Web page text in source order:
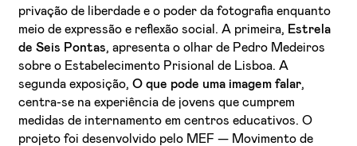
privação de liberdade e o poder da fotografia enquanto
meio de expressão e reflexão social. A primeira, Estrela
de Seis Pontas, apresenta o olhar de Pedro Medeiros
sobre o Estabelecimento Prisional de Lisboa. A
segunda exposição,O que pode uma imagem falar,
centra-se na experiência de jovens que cumprem
medidas de internamento em centros educativos. O
projeto foi desenvolvido pelo MEF — Movimento de